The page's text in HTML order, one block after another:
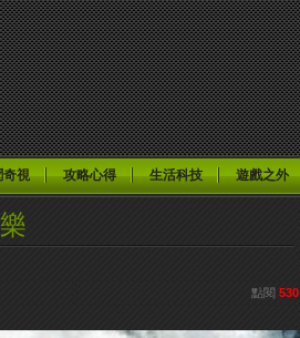
奇視 攻略心得 生活科技 遊戲之外
點閱 530